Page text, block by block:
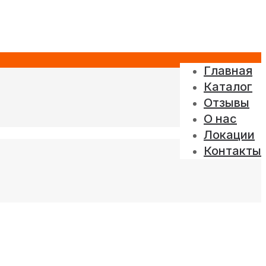
Главная
Каталог
Отзывы
О нас
Локации
Контакты